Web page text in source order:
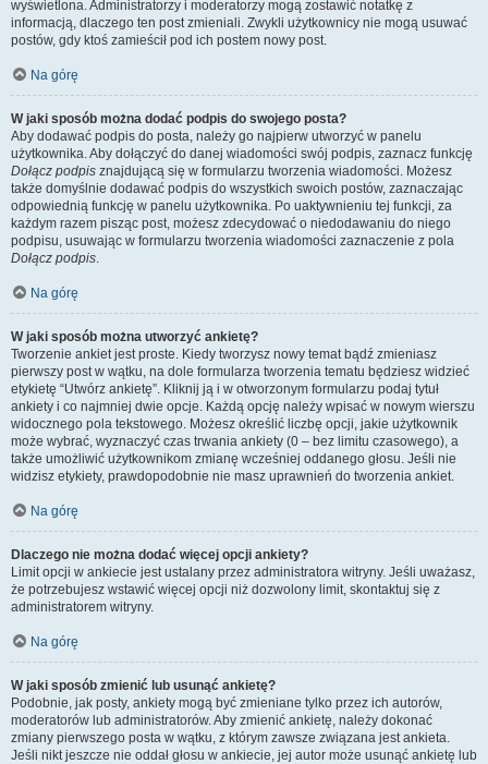
wyświetlona. Administratorzy i moderatorzy mogą zostawić notatkę z
informacją, dlaczego ten post zmieniali. Zwykli użytkownicy nie mogą usuwać
postów, gdy ktoś zamieścił pod ich postem nowy post.
Na górę
W jaki sposób można dodać podpis do swojego posta?
Aby dodawać podpis do posta, należy go najpierw utworzyć w panelu
użytkownika. Aby dołączyć do danej wiadomości swój podpis, zaznacz funkcję
Dołącz podpis znajdującą się w formularzu tworzenia wiadomości. Możesz
także domyślnie dodawać podpis do wszystkich swoich postów, zaznaczając
odpowiednią funkcję w panelu użytkownika. Po uaktywnieniu tej funkcji, za
każdym razem pisząc post, możesz zdecydować o niedodawaniu do niego
podpisu, usuwając w formularzu tworzenia wiadomości zaznaczenie z pola
Dołącz podpis.
Na górę
W jaki sposób można utworzyć ankietę?
Tworzenie ankiet jest proste. Kiedy tworzysz nowy temat bądź zmieniasz
pierwszy post w wątku, na dole formularza tworzenia tematu będziesz widzieć
etykietę “Utwórz ankietę”. Kliknij ją i w otworzonym formularzu podaj tytuł
ankiety i co najmniej dwie opcje. Każdą opcję należy wpisać w nowym wierszu
widocznego pola tekstowego. Możesz określić liczbę opcji, jakie użytkownik
może wybrać, wyznaczyć czas trwania ankiety (0 – bez limitu czasowego), a
także umożliwić użytkownikom zmianę wcześniej oddanego głosu. Jeśli nie
widzisz etykiety, prawdopodobnie nie masz uprawnień do tworzenia ankiet.
Na górę
Dlaczego nie można dodać więcej opcji ankiety?
Limit opcji w ankiecie jest ustalany przez administratora witryny. Jeśli uważasz,
że potrzebujesz wstawić więcej opcji niż dozwolony limit, skontaktuj się z
administratorem witryny.
Na górę
W jaki sposób zmienić lub usunąć ankietę?
Podobnie, jak posty, ankiety mogą być zmieniane tylko przez ich autorów,
moderatorów lub administratorów. Aby zmienić ankietę, należy dokonać
zmiany pierwszego posta w wątku, z którym zawsze związana jest ankieta.
Jeśli nikt jeszcze nie oddał głosu w ankiecie, jej autor może usunąć ankietę lub